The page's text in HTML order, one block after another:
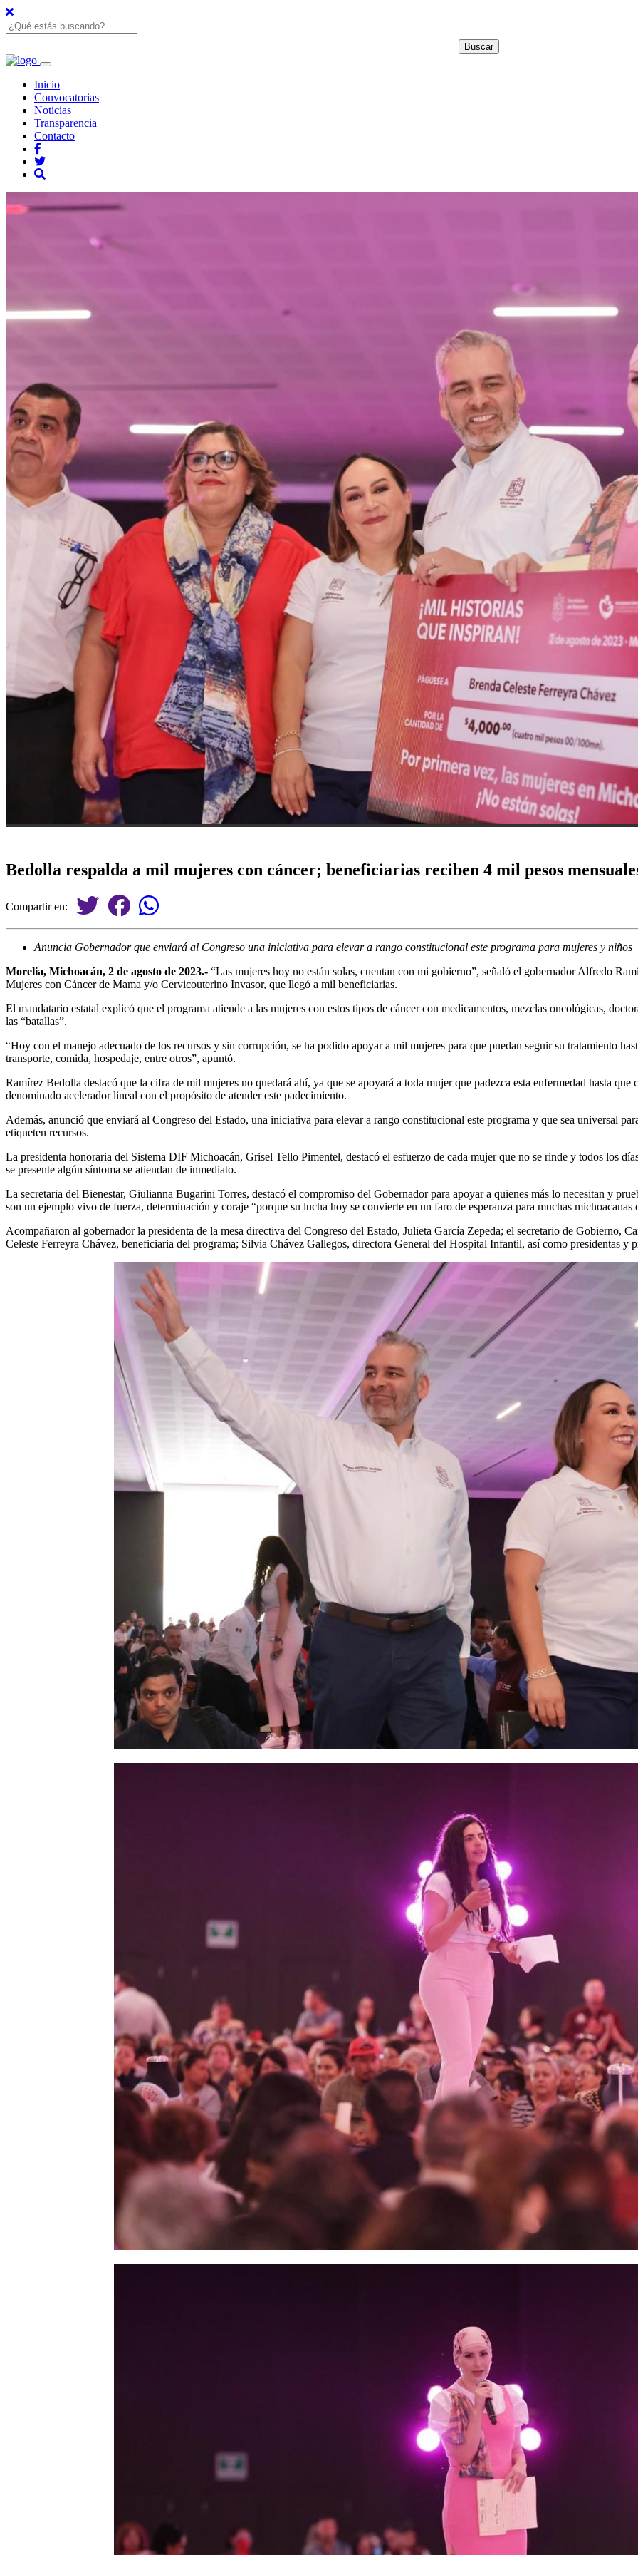
Inicio
Convocatorias
Noticias
Transparencia
Contacto
Bedolla respalda a mil mujeres con cáncer; beneficiarias reciben 4 mil pesos
Compartir en:
Anuncia Gobernador que enviará al Congreso una iniciativa para elevar a rango constitucional este programa para mujeres y niños
Morelia, Michoacán, 2 de agosto de 2023.- “Las mujeres hoy no están solas, cuentan con mi gobierno”, señaló el gobernador Alfredo
Mujeres con Cáncer de Mama y/o Cervicouterino Invasor, que llegó a mil beneficiarias.
El mandatario estatal explicó que el programa atiende a las mujeres con estos tipos de cáncer con medicamentos, mezclas oncológicas,
las “batallas”.
“Hoy con el manejo adecuado de los recursos y sin corrupción, se ha podido apoyar a mil mujeres para que puedan seguir su tratamiento
transporte, comida, hospedaje, entre otros”, apuntó.
Ramírez Bedolla destacó que la cifra de mil mujeres no quedará ahí, ya que se apoyará a toda mujer que padezca esta enfermedad hasta
denominado acelerador lineal con el propósito de atender este padecimiento.
Además, anunció que enviará al Congreso del Estado, una iniciativa para elevar a rango constitucional este programa y que sea universal
etiqueten recursos.
La presidenta honoraria del Sistema DIF Michoacán, Grisel Tello Pimentel, destacó el esfuerzo de cada mujer que no se rinde y todos los
se presente algún síntoma se atiendan de inmediato.
La secretaria del Bienestar, Giulianna Bugarini Torres, destacó el compromiso del Gobernador para apoyar a quienes más lo necesitan y
son un ejemplo vivo de fuerza, determinación y coraje “porque su lucha hoy se convierte en un faro de esperanza para muchas
Acompañaron al gobernador la presidenta de la mesa directiva del Congreso del Estado, Julieta García Zepeda; el secretario de Gobierno,
Celeste Ferreyra Chávez, beneficiaria del programa; Silvia Chávez Gallegos, directora General del Hospital Infantil, así como presidentas y